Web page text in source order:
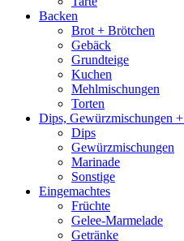
Backen
Brot + Brötchen
Gebäck
Grundteige
Kuchen
Mehlmischungen
Torten
Dips, Gewürzmischungen
Dips
Gewürzmischungen
Marinade
Sonstige
Eingemachtes
Früchte
Gelee-Marmelade
Getränke